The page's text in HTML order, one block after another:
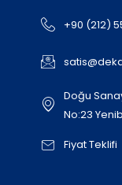
+90 (212)
Doğu
No:23
Fiyat Teklifi